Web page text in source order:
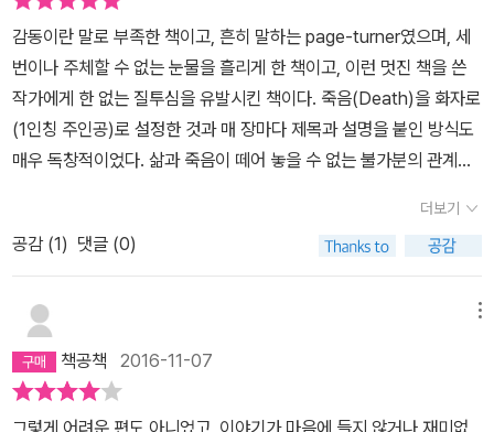
감동이란 말로 부족한 책이고, 흔히 말하는 page-turner였으며, 세
번이나 주체할 수 없는 눈물을 흘리게 한 책이고, 이런 멋진 책을 쓴
작가에게 한 없는 질투심을 유발시킨 책이다. 죽음(Death)을 화자로
(1인칭 주인공)로 설정한 것과 매 장마다 제목과 설명을 붙인 방식도
매우 독창적이었다. 삶과 죽음이 떼어 놓을 수 없는 불가분의 관계라
h)의 문장, I am haunted by humans. 에서 우리 인간의 삶을 한없
이 겸허하게 만들고 있다.내가 느낀 세 가지는,첫째, 너무나 사랑스런
Liesel은 미워할 수 없는 책도둑이다. 요즘엔 책이 읽기의 대상이 아
닌 장식이 되어버린 느낌이고 책이 버려져 있어도 훔쳐가지 않은 세
에서 읽고, 배고픔을 일상의 친구처럼 지내던 2차 세계대전 기간에
도, 언제나 훔치고 싶은 물건 1호였다. 공습경보를 피해 지하 은신처
더보기
공감 (1) 댓글 (0)
책공책 2016-11-07
그렇게 어려운 편도 아니었고, 이야기가 마음에 들지 않거나 재미없